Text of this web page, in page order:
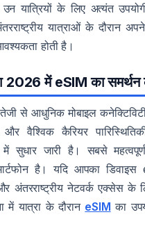
यात्रियों के लिए अत्यंत
यात्राओं के दौरान
होती है।
2026 में eSIM का समर्थन
से आधुनिक मोबाइल
वैश्विक कैरियर
सुधार जारी है। सबसे
है। यदि आपका
अंतरराष्ट्रीय नेटवर्क एक्सेस के
में यात्रा के दौरान eSIM का